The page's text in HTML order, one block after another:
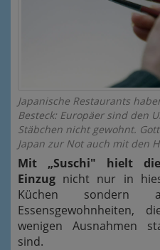
Japanische Restaurants
Besteck: Europäer sind den
Stäbchen nicht gewohnt.
Japan zur Not auch mit den
Mit „Suschi" hielt
Einzug nicht nur in
Küchen sondern
Essensgewohnheiten,
wenigen Ausnahmen
sind.